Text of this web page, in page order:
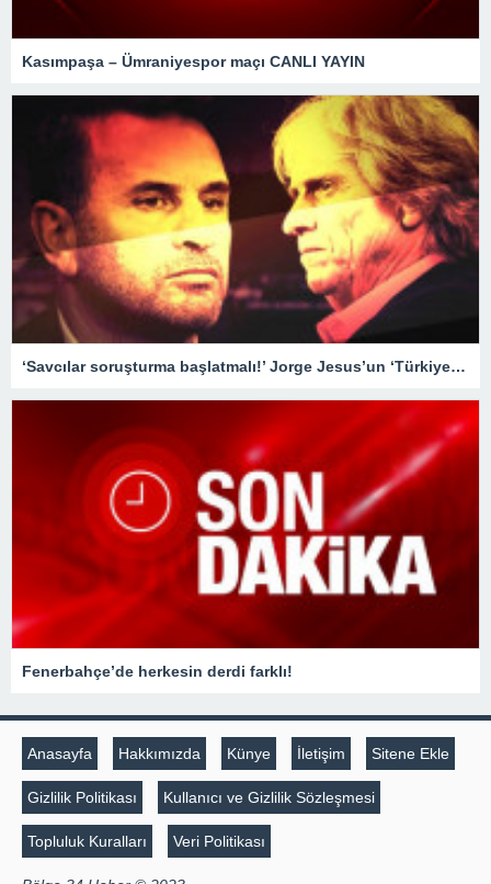
Kasımpaşa – Ümraniyespor maçı CANLI YAYIN
‘Savcılar soruşturma başlatmalı!’ Jorge Jesus’un ‘Türkiye’de maçlar sahada değil, masabaşında kazanılıyor’ sözleri tartışılmaya devam ediyor…
Fenerbahçe’de herkesin derdi farklı!
Anasayfa Hakkımızda Künye İletişim Sitene Ekle
Gizlilik Politikası Kullanıcı ve Gizlilik Sözleşmesi
Topluluk Kuralları Veri Politikası